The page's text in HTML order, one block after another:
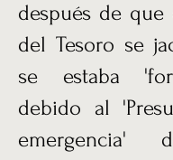
después de
del Tesoro se
se estaba
debido al
emergencia'